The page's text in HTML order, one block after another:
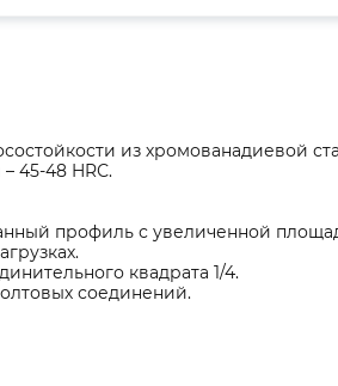
из хромованадиевой
45-48 HRС.
профиль с увеличенной
квадрата 1/4.
соединений.